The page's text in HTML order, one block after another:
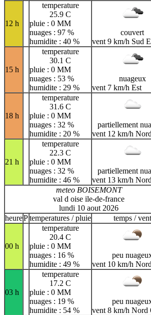
12 h
temperature
25.9 C
pluie : 0 MM
nuages : 97 %
humidite : 40 %
couvert
vent 9 km/h Sud
15 h
temperature
30.1 C
pluie : 0 MM
nuages : 53 %
humidite : 29 %
nuageux
vent 7 km/h Est
18 h
temperature
31.6 C
pluie : 0 MM
nuages : 32 %
humidite : 20 %
partiellement
vent 12 km/h
21 h
temperature
22.3 C
pluie : 0 MM
nuages : 32 %
humidite : 46 %
partiellement
vent 13 km/h
meteo BOISEMONT
val d oise ile-de-france
lundi 10 aout 2026
heurePtemperatures / pluie temps / vent
00 h
temperature
20.4 C
pluie : 0 MM
nuages : 16 %
humidite : 49 %
peu
vent 10 km/h
03 h
temperature
17.2 C
pluie : 0 MM
nuages : 19 %
humidite : 54 %
peu
vent 8 km/h Nord